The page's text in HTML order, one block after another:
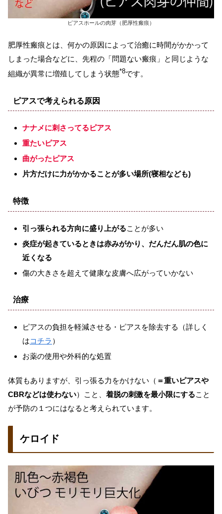
ピアスホールの肉芽（肥厚性瘢痕）
肥厚性瘢痕とは、何かの原因によって治癒に時間がかかって
しまった場合などに、先程の「問題ない瘢痕」と同じような
組織が異常に増殖してしまう状態*8です。
ピアスで考えられる原因
ナナメに刺さってるピアス
重たいピアス
曲がったピアス
片方だけに力がかかることが多い場所(寝相なども)
特徴
引っ張られる方向に盛り上がることが多い
炎症が起きているときは赤みがかり、だんだん肌の色に
近くなる
傷の大きさを超えて健康な皮膚へ広がっていかない
治療
ピアスの負担を軽減させる・ピアスを除去する（詳しく
はコチラ ）
お薬の使用や外科的な処置
体質もありますが、引っ張る力をかけない（ ＝重いピアスや
CBRなどは使わない）こと、 着脱の刺激を最小限にすること
が予防の１つにはなると考えられています。
ケロイド